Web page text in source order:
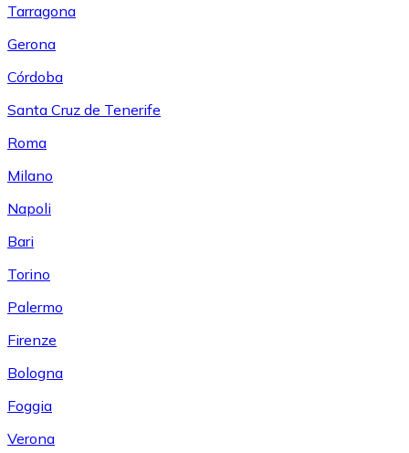
Tarragona
Gerona
Córdoba
Santa Cruz de Tenerife
Roma
Milano
Napoli
Bari
Torino
Palermo
Firenze
Bologna
Foggia
Verona